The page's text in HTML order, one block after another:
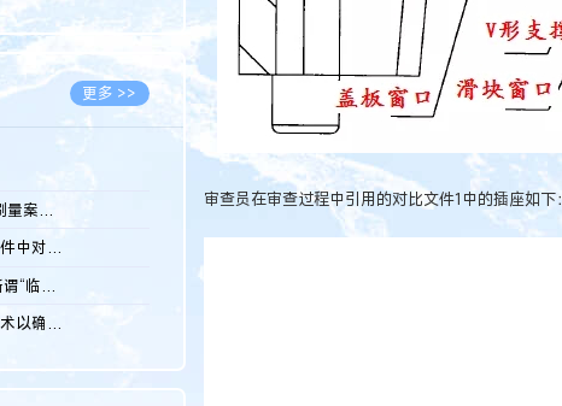
2026.08.07
更多 >>
淘宝“B站推荐”店铺刷量案维持原判，两被告连带赔偿150万元
专利诉前行为保全案件中对仿制药申请人曾作出三类声明的考量及违...
直播带货诋毁同行 所谓“临场发挥”不免责
借助软件复现现有技术以确认相关参数特征是否被公开
审查员在审查过程中引用的对比文件1中的插座如下：